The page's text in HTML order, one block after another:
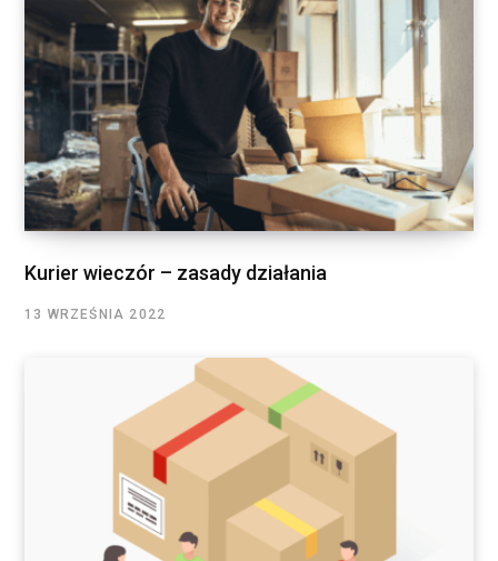
Kurier wieczór – zasady działania
13 WRZEŚNIA 2022